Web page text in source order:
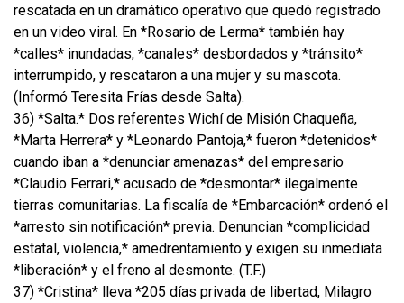
rescatada en un dramático operativo que quedó registrado
en un video viral. En *Rosario de Lerma* también hay
*calles* inundadas, *canales* desbordados y *tránsito*
interrumpido, y rescataron a una mujer y su mascota.
(Informó Teresita Frías desde Salta).
36) *Salta.* Dos referentes Wichí de Misión Chaqueña,
*Marta Herrera* y *Leonardo Pantoja,* fueron *detenidos*
cuando iban a *denunciar amenazas* del empresario
*Claudio Ferrari,* acusado de *desmontar* ilegalmente
tierras comunitarias. La fiscalía de *Embarcación* ordenó el
*arresto sin notificación* previa. Denuncian *complicidad
estatal, violencia,* amedrentamiento y exigen su inmediata
*liberación* y el freno al desmonte. (T.F.)
37) *Cristina* lleva *205 días privada de libertad, Milagro